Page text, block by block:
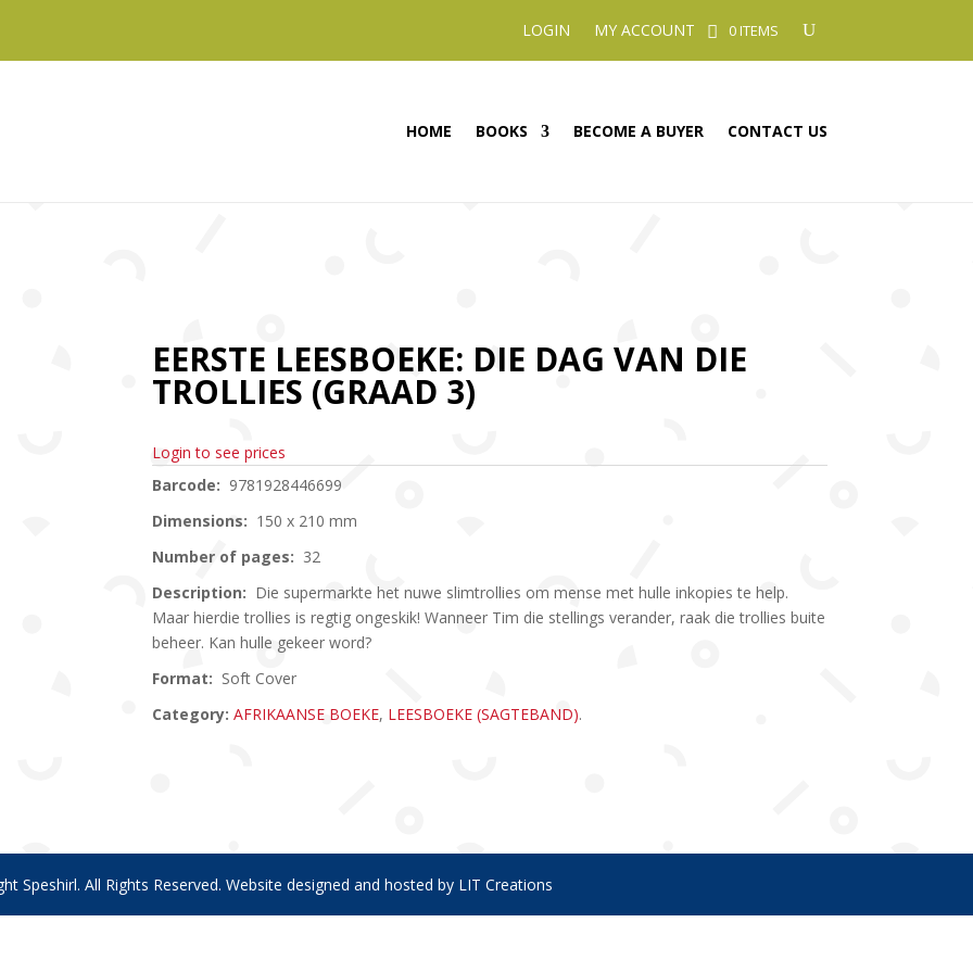
LOGIN MY ACCOUNT 0 ITEMS
HOME BOOKS BECOME A BUYER CONTACT US
EERSTE LEESBOEKE: DIE DAG VAN DIE
TROLLIES (GRAAD 3)
Login to see prices
Barcode: 9781928446699
Dimensions: 150 x 210 mm
Number of pages: 32
Description: Die supermarkte het nuwe slimtrollies om mense met hulle inkopies te help.
Maar hierdie trollies is regtig ongeskik! Wanneer Tim die stellings verander, raak die trollies buite
beheer. Kan hulle gekeer word?
Format: Soft Cover
Category: AFRIKAANSE BOEKE, LEESBOEKE (SAGTEBAND).
Speshirl. All Rights Reserved. Website designed and hosted by LIT Creations